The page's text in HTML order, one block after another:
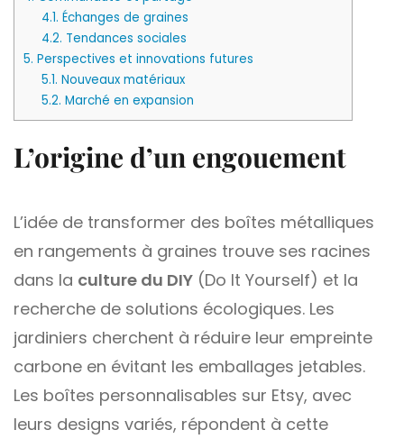
4.1. Échanges de graines
4.2. Tendances sociales
5. Perspectives et innovations futures
5.1. Nouveaux matériaux
5.2. Marché en expansion
L’origine d’un engouement
L’idée de transformer des boîtes métalliques
en rangements à graines trouve ses racines
dans la culture du DIY (Do It Yourself) et la
recherche de solutions écologiques. Les
jardiniers cherchent à réduire leur empreinte
carbone en évitant les emballages jetables.
Les boîtes personnalisables sur Etsy, avec
leurs designs variés, répondent à cette